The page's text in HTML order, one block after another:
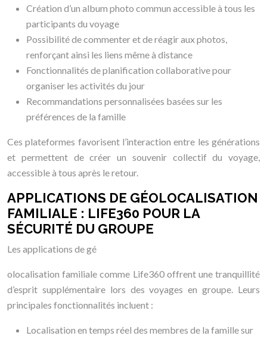
Création d’un album photo commun accessible à tous les
participants du voyage
Possibilité de commenter et de réagir aux photos,
renforçant ainsi les liens même à distance
Fonctionnalités de planification collaborative pour
organiser les activités du jour
Recommandations personnalisées basées sur les
préférences de la famille
Ces plateformes favorisent l’interaction entre les générations
et permettent de créer un souvenir collectif du voyage,
accessible à tous après le retour.
APPLICATIONS DE GÉOLOCALISATION
FAMILIALE : LIFE360 POUR LA
SÉCURITÉ DU GROUPE
Les applications de gé
olocalisation familiale comme Life360 offrent une tranquillité
d’esprit supplémentaire lors des voyages en groupe. Leurs
principales fonctionnalités incluent :
Localisation en temps réel des membres de la famille sur